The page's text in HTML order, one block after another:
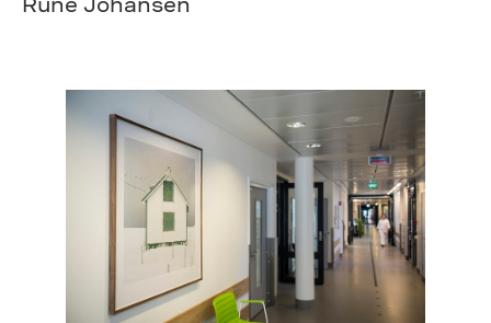
Rune Johansen